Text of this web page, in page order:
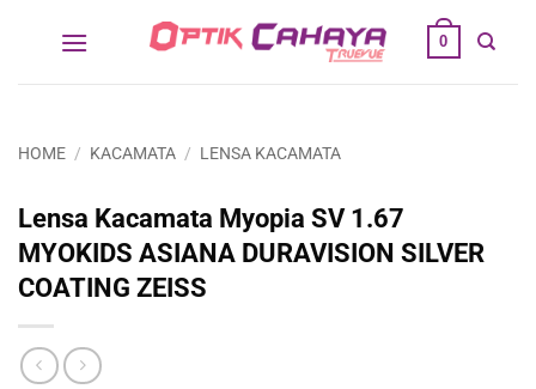
0
HOME / KACAMATA / LENSA KACAMATA
Lensa Kacamata Myopia SV 1.67
MYOKIDS ASIANA DURAVISION SILVER
COATING ZEISS